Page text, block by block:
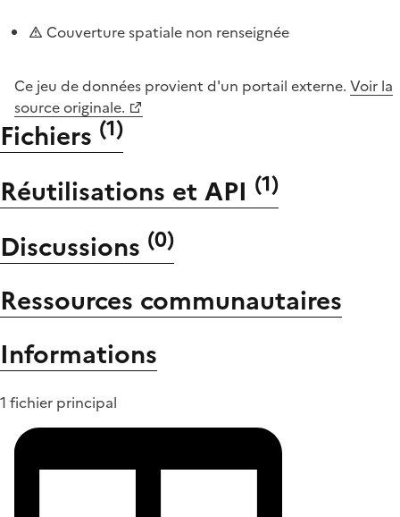
Couverture spatiale non renseignée
Ce jeu de données provient d'un portail externe. Voir la
source originale.
Fichiers (1)
Réutilisations et API (1)
Discussions (0)
Ressources communautaires
Informations
1 fichier principal